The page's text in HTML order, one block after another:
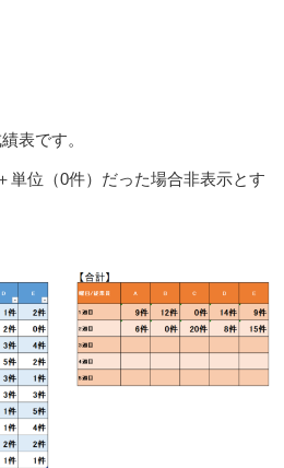
表です。
単位（0件）だった場合非表示とす